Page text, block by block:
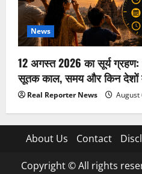
News
12 अगस्त 2026 का सूर्य ग्रहण:
सूतक काल, समय और किन देशों में
Real Reporter News August
About Us Contact
Copyright © All rights